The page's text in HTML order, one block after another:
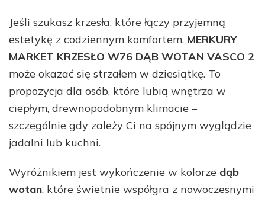
Jeśli szukasz krzesła, które łączy przyjemną
estetykę z codziennym komfortem, MERKURY
MARKET KRZESŁO W76 DĄB WOTAN VASCO 2
może okazać się strzałem w dziesiątkę. To
propozycja dla osób, które lubią wnętrza w
ciepłym, drewnopodobnym klimacie –
szczególnie gdy zależy Ci na spójnym wyglądzie
jadalni lub kuchni.
Wyróżnikiem jest wykończenie w kolorze dąb
wotan, które świetnie współgra z nowoczesnymi